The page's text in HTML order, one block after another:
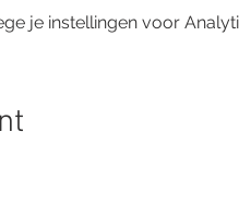
je instellingen voor